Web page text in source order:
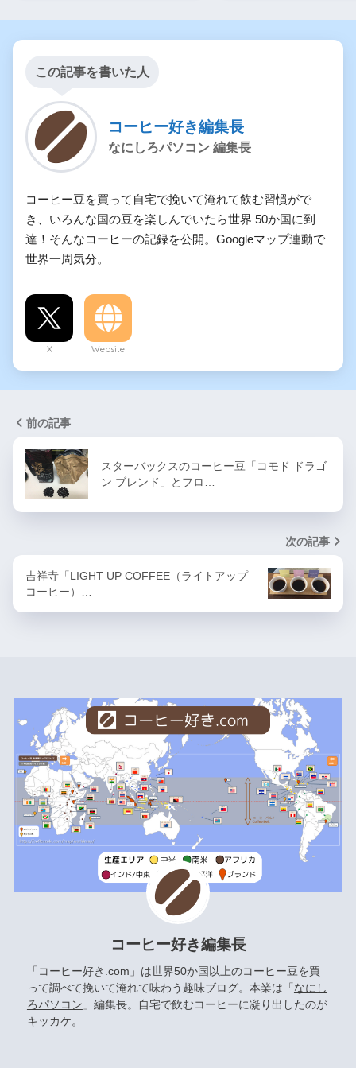
この記事を書いた人
コーヒー好き編集長
なにしろパソコン 編集長
コーヒー豆を買って自宅で挽いて淹れて飲む習慣がで
き、いろんな国の豆を楽しんでいたら世界 50か国に到
達！そんなコーヒーの記録を公開。Googleマップ連動で
世界一周気分。
X Website
前の記事
スターバックスのコーヒー豆「コモド ドラゴ
ン ブレンド」とフロ…
次の記事
吉祥寺「LIGHT UP COFFEE（ライトアップ
コーヒー）…
コーヒー好き編集長
「コーヒー好き.com」は世界50か国以上のコーヒー豆を買
って調べて挽いて淹れて味わう趣味ブログ。本業は「 なにし
ろパソコン 」編集長。自宅で飲むコーヒーに凝り出したのが
キッカケ。